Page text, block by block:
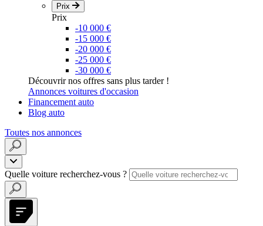
Prix
Prix
-10 000 €
-15 000 €
-20 000 €
-25 000 €
-30 000 €
Découvrir nos offres sans plus tarder !
Annonces voitures d'occasion
Financement auto
Blog auto
Toutes nos annonces
Quelle voiture recherchez-vous ?